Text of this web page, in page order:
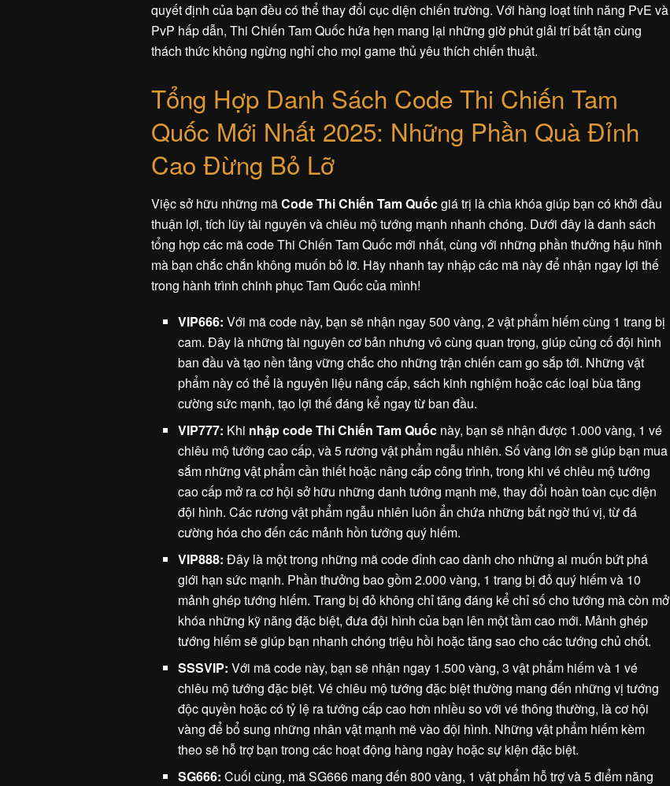
quyết định của bạn đều có thể thay đổi cục diện chiến trường. Với hàng loạt tính năng PvE và
PvP hấp dẫn, Thi Chiến Tam Quốc hứa hẹn mang lại những giờ phút giải trí bất tận cùng
thách thức không ngừng nghỉ cho mọi game thủ yêu thích chiến thuật.
Tổng Hợp Danh Sách Code Thi Chiến Tam
Quốc Mới Nhất 2025: Những Phần Quà Đỉnh
Cao Đừng Bỏ Lỡ
Việc sở hữu những mãCode Thi Chiến Tam Quốcgiá trị là chìa khóa giúp bạn có khởi đầu
thuận lợi, tích lũy tài nguyên và chiêu mộ tướng mạnh nhanh chóng. Dưới đây là danh sách
tổng hợp các mã code Thi Chiến Tam Quốc mới nhất, cùng với những phần thưởng hậu hĩnh
mà bạn chắc chắn không muốn bỏ lỡ. Hãy nhanh tay nhập các mã này để nhận ngay lợi thế
trong hành trình chinh phục Tam Quốc của mình!
VIP666: Với mã code này, bạn sẽ nhận ngay 500 vàng, 2 vật phẩm hiếm cùng 1 trang bị
cam. Đây là những tài nguyên cơ bản nhưng vô cùng quan trọng, giúp củng cố đội hình
ban đầu và tạo nền tảng vững chắc cho những trận chiến cam go sắp tới. Những vật
phẩm này có thể là nguyên liệu nâng cấp, sách kinh nghiệm hoặc các loại bùa tăng
cường sức mạnh, tạo lợi thế đáng kể ngay từ ban đầu.
VIP777: Khi nhập code Thi Chiến Tam Quốc này, bạn sẽ nhận được 1.000 vàng, 1 vé
chiêu mộ tướng cao cấp, và 5 rương vật phẩm ngẫu nhiên. Số vàng lớn sẽ giúp bạn mua
sắm những vật phẩm cần thiết hoặc nâng cấp công trình, trong khi vé chiêu mộ tướng
cao cấp mở ra cơ hội sở hữu những danh tướng mạnh mẽ, thay đổi hoàn toàn cục diện
đội hình. Các rương vật phẩm ngẫu nhiên luôn ẩn chứa những bất ngờ thú vị, từ đá
cường hóa cho đến các mảnh hồn tướng quý hiếm.
VIP888: Đây là một trong những mã code đỉnh cao dành cho những ai muốn bứt phá
giới hạn sức mạnh. Phần thưởng bao gồm 2.000 vàng, 1 trang bị đỏ quý hiếm và 10
mảnh ghép tướng hiếm. Trang bị đỏ không chỉ tăng đáng kể chỉ số cho tướng mà còn mở
khóa những kỹ năng đặc biệt, đưa đội hình của bạn lên một tầm cao mới. Mảnh ghép
tướng hiếm sẽ giúp bạn nhanh chóng triệu hồi hoặc tăng sao cho các tướng chủ chốt.
SSSVIP: Với mã code này, bạn sẽ nhận ngay 1.500 vàng, 3 vật phẩm hiếm và 1 vé
chiêu mộ tướng đặc biệt. Vé chiêu mộ tướng đặc biệt thường mang đến những vị tướng
độc quyền hoặc có tỷ lệ ra tướng cấp cao hơn nhiều so với vé thông thường, là cơ hội
vàng để bổ sung những nhân vật mạnh mẽ vào đội hình. Những vật phẩm hiếm kèm
theo sẽ hỗ trợ bạn trong các hoạt động hàng ngày hoặc sự kiện đặc biệt.
SG666: Cuối cùng, mã SG666 mang đến 800 vàng, 1 vật phẩm hỗ trợ và 5 điểm năng